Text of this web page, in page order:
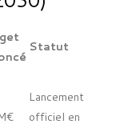
Statut
Lancement
officiel en